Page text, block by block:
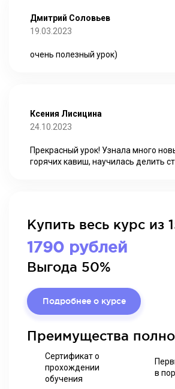
Дмитрий Соловьев
19.03.2023
очень полезный урок)
Ксения Лисицина
24.10.2023
Прекрасный урок! Узнала много
горячих кавиш, научилась делить
Купить весь курс из
1790 рублей
Выгода 50%
Подробнее о курсе
Преимущества
Сертификат о
прохождении
обучения
в